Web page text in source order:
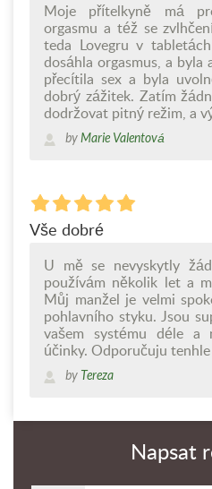
Moje přítelkyně má
orgasmu a též se
teda Lovegru v
dosáhla orgasmus, a byla
přecítila sex a byla
dobrý zážitek. Zatím
dodržovat pitný režim, a
byMarie Valentová
Vše dobré
U mě se nevyskytly
používám několik let a
Můj manžel je velmi
pohlavního styku. Jsou
vašem systému déle a
účinky. Odporučuju
by Tereza
Napsat